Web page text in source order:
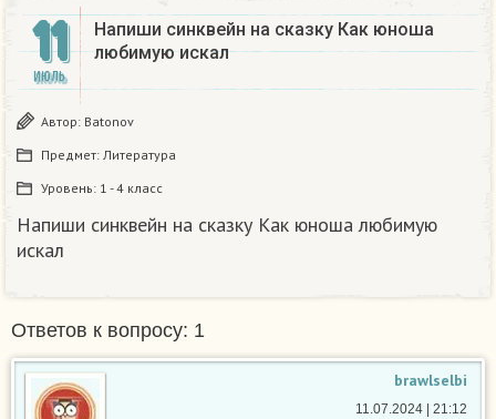
11
ИЮЛЬ
Напиши синквейн на сказку Как юноша
любимую искал
Автор: Batonov
Предмет: Литература
Уровень: 1 - 4 класс
Напиши синквейн на сказку Как юноша любимую
искал
Ответов к вопросу: 1
brawlselbi
11.07.2024 | 21:12